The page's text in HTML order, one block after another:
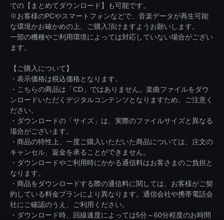
での【まとめてダウンロード】も可能です。
※お客様のPCやスマートフォンなどで、音楽データが再生可能
な環境かお確かめの上、ご購入頂けますようお願いします。
一部の機種やご利用環境によっては対応していない場合がござい
ます。
【ご購入について】
・表示価格は税込価格となります。
・こちらの商品は「CD」ではありません。楽曲ファイルをダウ
ンロードいただくデジタルコンテンツとなりますため、ご注意く
ださい。
・ダウンロードの「サイズ」は、実際のファイルサイズと異なる
場合がございます。
・商品の特性上、一度ご購入いただいた商品については、注文の
キャンセル、返金を承ることができません。
・ダウンロードやご利用時にかかる通信料はお客さまのご負担と
なります。
・商品をダウンロードする際の通信料に関しては、お客様がご契
約している料金プランにより異なります。通信会社や携帯電話会
社にご確認のうえ、ご利用ください。
・ダウンロード時、回線速度によっては5分～60分程度のお時間